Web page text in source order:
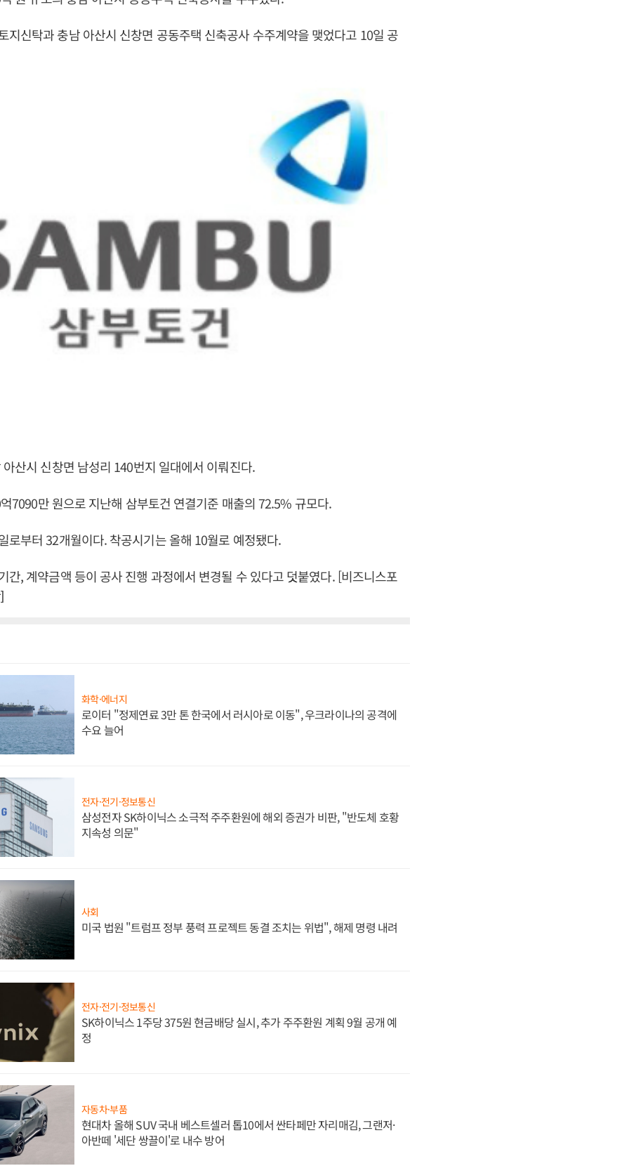
지신탁과 충남 아산시 신창면 공동주택 신축공사 수주계약을 맺었다고 10일 공
산시 신창면 남성리 140번지 일대에서 이뤄진다.
7090만 원으로 지난해 삼부토건 연결기준 매출의 72.5% 규모다.
로부터 32개월이다. 착공시기는 올해 10월로 예정됐다.
간, 계약금액 등이 공사 진행 과정에서 변경될 수 있다고 덧붙였다. [비즈니스포
화학·에너지
로이터 "정제연료 3만 톤 한국에서 러시아로 이동", 우크라이나의 공격에
수요 늘어
전자·전기·정보통신
삼성전자 SK하이닉스 소극적 주주환원에 해외 증권가 비판, "반도체 호황
지속성 의문"
사회
미국 법원 "트럼프 정부 풍력 프로젝트 동결 조치는 위법", 해제 명령 내려
전자·전기·정보통신
SK하이닉스 1주당 375원 현금배당 실시, 추가 주주환원 계획 9월 공개 예
정
자동차·부품
현대차 올해 SUV 국내 베스트셀러 톱10에서 싼타페만 자리매김, 그랜저·
아반떼 '세단 쌍끌이'로 내수 방어